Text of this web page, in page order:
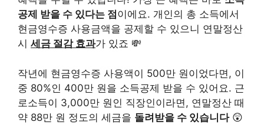
공제 받을 수 있다는 점 이에요. 개인의 총 소득에서
현금영수증 사용금액을 공제할 수 있으니 연말정산
시 세금 절감 효과가 있죠 💸
작년에 현금영수증 사용액이 500만 원이었다면, 이
중 80%인 400만 원을 소득공제 받을 수 있어요. 근
로소득이 3,000만 원인 직장인이라면, 연말정산 때
약 88만 원 정도의 세금을 돌려받을 수 있습니다😲